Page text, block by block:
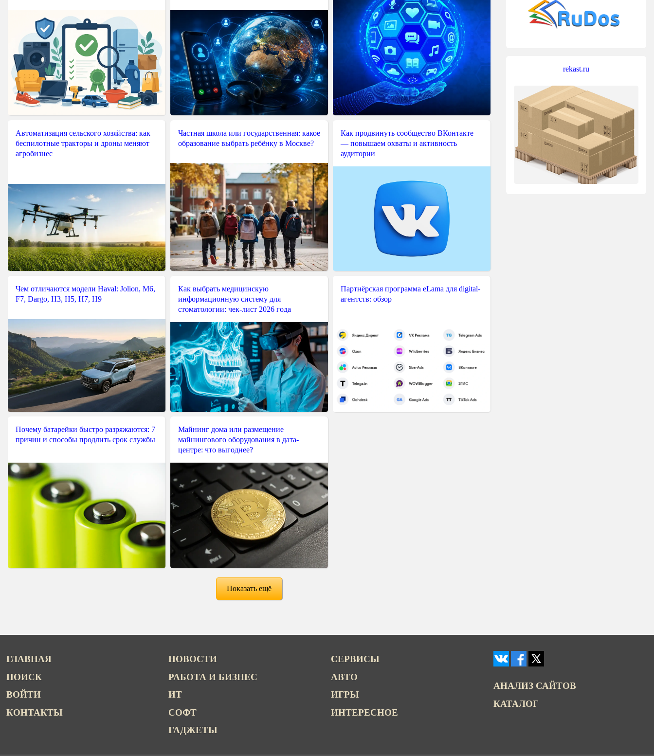
Автоматизация сельского хозяйства: как
беспилотные тракторы и дроны меняют
агробизнес
Частная школа или государственная: какое
образование выбрать ребёнку в Москве?
Как продвинуть сообщество ВКонтакте
— повышаем охваты и активность
аудитории
Чем отличаются модели Haval: Jolion, M6,
F7, Dargo, H3, H5, H7, H9
Как выбрать медицинскую
информационную систему для
стоматологии: чек-лист 2026 года
Партнёрская программа eLama для digital-
агентств: обзор
Почему батарейки быстро разряжаются: 7
причин и способы продлить срок службы
Майнинг дома или размещение
майнингового оборудования в дата-
центре: что выгоднее?
Показать ещё
rekast.ru
ГЛАВНАЯ
ПОИСК
ВОЙТИ
КОНТАКТЫ
НОВОСТИ
РАБОТА И БИЗНЕС
ИТ
СОФТ
ГАДЖЕТЫ
СЕРВИСЫ
АВТО
ИГРЫ
ИНТЕРЕСНОЕ
АНАЛИЗ САЙТОВ
КАТАЛОГ